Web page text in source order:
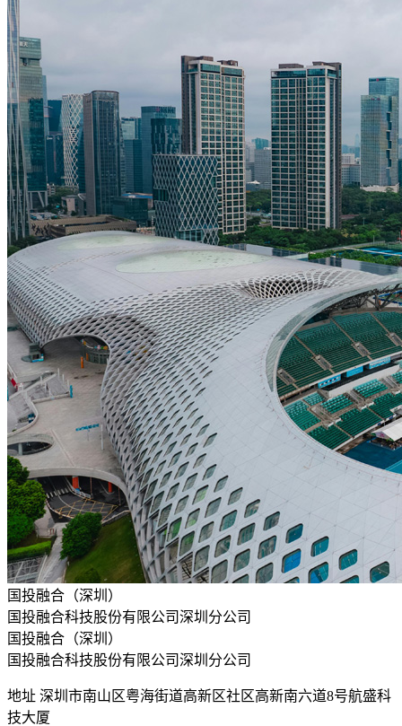
国投融合（深圳）
国投融合科技股份有限公司深圳分公司
国投融合（深圳）
国投融合科技股份有限公司深圳分公司
地址 深圳市南山区粤海街道高新区社区高新南六道8号航盛科
技大厦